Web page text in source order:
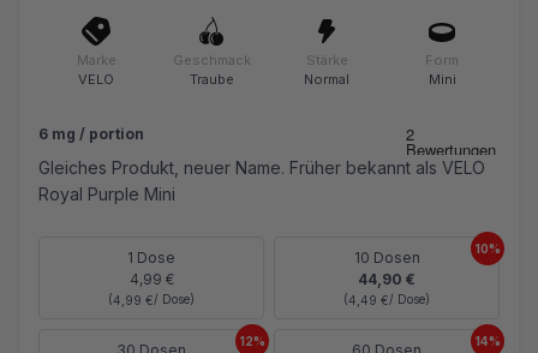
Marke
VELO
Geschmack
Traube
Stärke
Normal
Form
Mini
6 mg / portion
Gleiches Produkt, neuer Name. Früher bekannt als VELO
Royal Purple Mini
1 Dose
4,99 €
(4,99 €/ Dose)
10 Dosen
44,90 €
(4,49 €/ Dose)
10%
12% 14%